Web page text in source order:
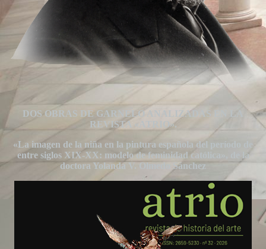
DOS OBRAS DE GARNELO ANALIZADAS EN LA
REVISTA «ATRIO».
«La imagen de la niña en la pintura española del período de
entre siglos XIX-XX: modelo de feminidad católica», de la
doctora Yolanda V. Olmedo Sánchez